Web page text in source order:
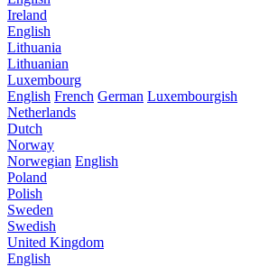
Ireland
English
Lithuania
Lithuanian
Luxembourg
English French German Luxembourgish
Netherlands
Dutch
Norway
Norwegian English
Poland
Polish
Sweden
Swedish
United Kingdom
English